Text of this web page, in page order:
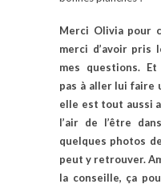
Merci Olivia pour
merci d’avoir pris
mes questions. Et
pas à aller lui faire
elle est tout aussi
l’air de l’être
quelques photos
peut y retrouver.
la conseille, ça